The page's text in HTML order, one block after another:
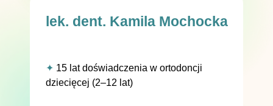
✦ 15 lat doświadczenia w ortodoncji
dziecięcej (2–12 lat)
lek. dent. Kamila Mochocka